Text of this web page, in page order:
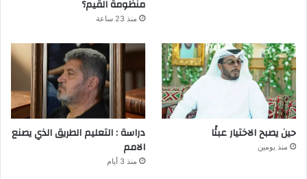
منظومة القيم؟
منذ 23 ساعة
حين يصبح الاختيار عبئًا
منذ يومين
دراسة : التعليم الطريق الذي يصنع
الامم
منذ 3 أيام